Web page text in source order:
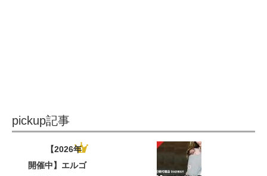
pickup記事
【2026年
開催中】エルゴ